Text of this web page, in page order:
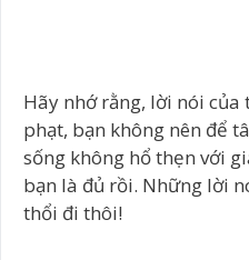
Hãy nhớ rằng, lời nói của
phạt, bạn không nên để
sống không hổ thẹn với
bạn là đủ rồi. Những lời
thổi đi thôi!